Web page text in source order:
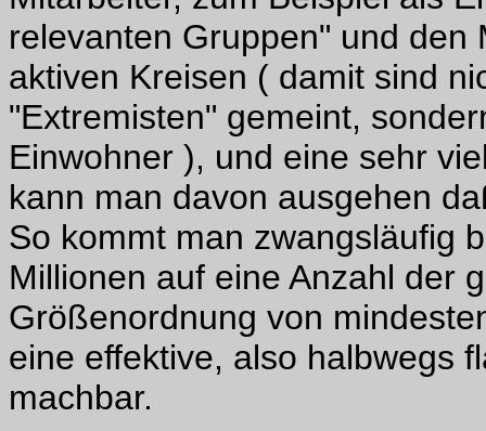
relevanten Gruppen" und den
aktiven Kreisen ( damit sind
"Extremisten" gemeint,
Einwohner ), und eine sehr
kann man davon ausgehen
So kommt man zwangsläufig
Millionen auf eine Anzahl der
Größenordnung von
eine effektive, also halbwegs
machbar.